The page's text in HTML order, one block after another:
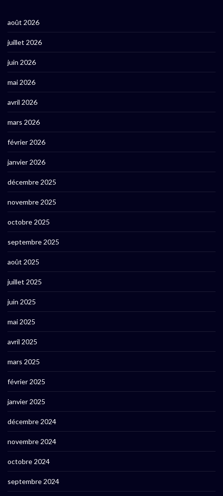
août 2026
juillet 2026
juin 2026
mai 2026
avril 2026
mars 2026
février 2026
janvier 2026
décembre 2025
novembre 2025
octobre 2025
septembre 2025
août 2025
juillet 2025
juin 2025
mai 2025
avril 2025
mars 2025
février 2025
janvier 2025
décembre 2024
novembre 2024
octobre 2024
septembre 2024